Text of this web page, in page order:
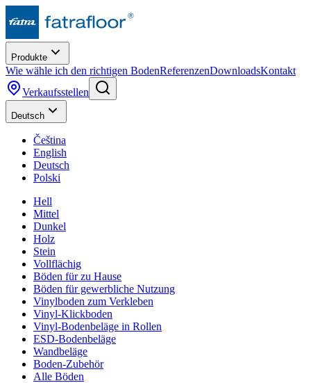
Produkte
Wie wähle ich den richtigen BodenReferenzenDownloadsKontakt
Verkaufsstellen
Deutsch
Čeština
English
Deutsch
Polski
Hell
Mittel
Dunkel
Holz
Stein
Vollflächig
Böden für zu Hause
Böden für gewerbliche Nutzung
Vinylboden zum Verkleben
Vinyl-Klickboden
Vinyl-Bodenbeläge in Rollen
ESD-Bodenbeläge
Wandbeläge
Boden-Zubehör
Alle Böden